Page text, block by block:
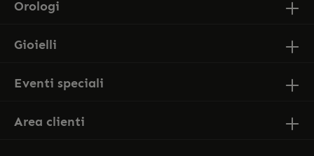
Orologi
Gioielli
Eventi speciali
Area clienti